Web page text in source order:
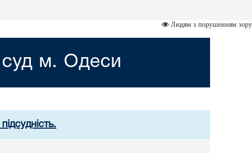
Людям з порушенням зору
суд м. Одеси